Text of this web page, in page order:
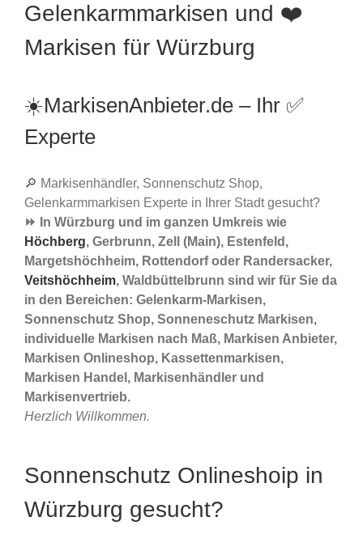
Gelenkarmmarkisen und ❤️
Markisen für Würzburg
☀️MarkisenAnbieter.de – Ihr ✅
Experte
🔎 Markisenhändler, Sonnenschutz Shop,
Gelenkarmmarkisen Experte in Ihrer Stadt gesucht?
⏩ In Würzburg und im ganzen Umkreis wie
Höchberg, Gerbrunn, Zell (Main), Estenfeld,
Margetshöchheim, Rottendorf oder Randersacker,
Veitshöchheim, Waldbüttelbrunn sind wir für Sie da
in den Bereichen: Gelenkarm-Markisen,
Sonnenschutz Shop, Sonneneschutz Markisen,
individuelle Markisen nach Maß, Markisen Anbieter,
Markisen Onlineshop, Kassettenmarkisen,
Markisen Handel, Markisenhändler und
Markisenvertrieb.
Herzlich Willkommen.
Sonnenschutz Onlineshoip in
Würzburg gesucht?